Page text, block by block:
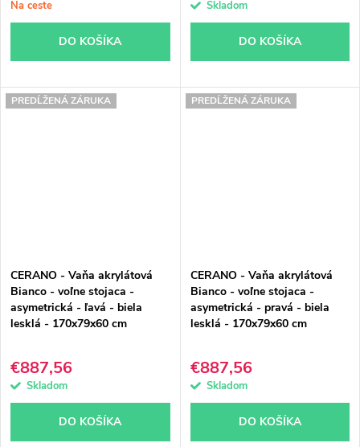
Na ceste
DO KOŠÍKA
Skladom
DO KOŠÍKA
PREDĹŽENÁ ZÁRUKA
CERANO - Vaňa akrylátová
Bianco - voľne stojaca -
asymetrická - ľavá - biela
lesklá - 170x79x60 cm
€887,56
Skladom
DO KOŠÍKA
PREDĹŽENÁ ZÁRUKA
CERANO - Vaňa akrylátová
Bianco - voľne stojaca -
asymetrická - pravá - biela
lesklá - 170x79x60 cm
€887,56
Skladom
DO KOŠÍKA